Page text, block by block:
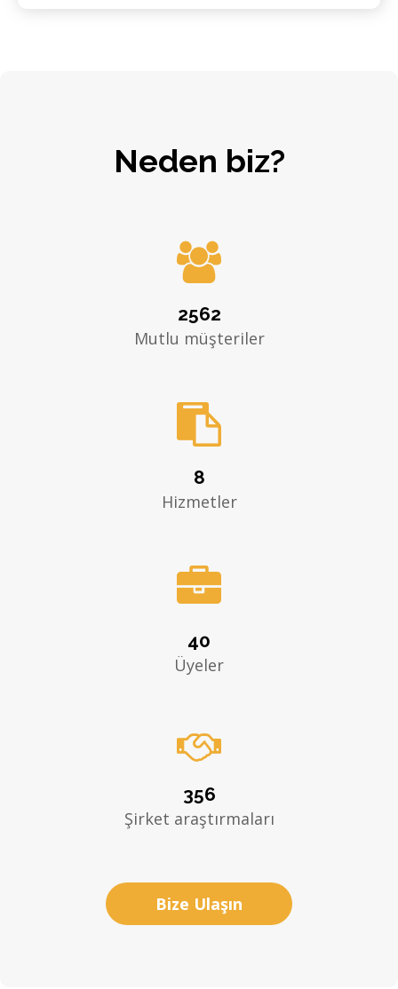
Neden biz?

2562
Mutlu müşteriler

8
Hizmetler

40
Üyeler

356
Şirket araştırmaları
Bize Ulaşın